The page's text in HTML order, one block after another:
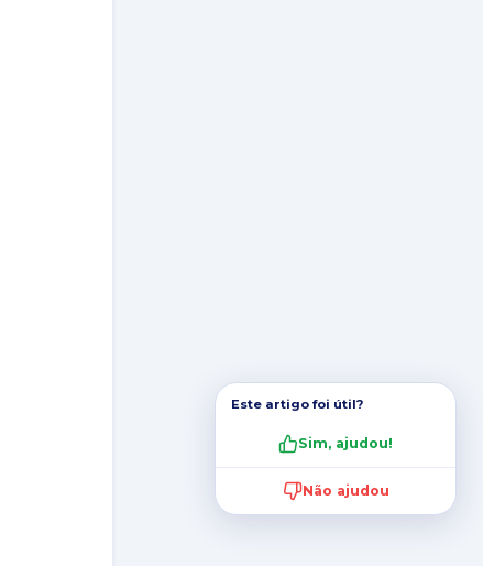
Este artigo foi útil?
Sim, ajudou!
Não ajudou